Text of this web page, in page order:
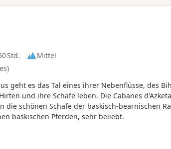
Std.
Mittel
geht es das Tal eines ihrer Nebenflüsse, des
und ihre Schafe leben. Die Cabanes
schönen Schafe der baskisch-bearnischen
baskischen Pferden, sehr beliebt.